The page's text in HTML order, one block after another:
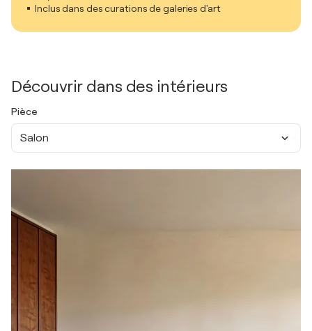
Inclus dans des curations de galeries d'art
Découvrir dans des intérieurs
Pièce
Salon